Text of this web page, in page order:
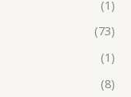
(1)
(73)
(1)
(8)